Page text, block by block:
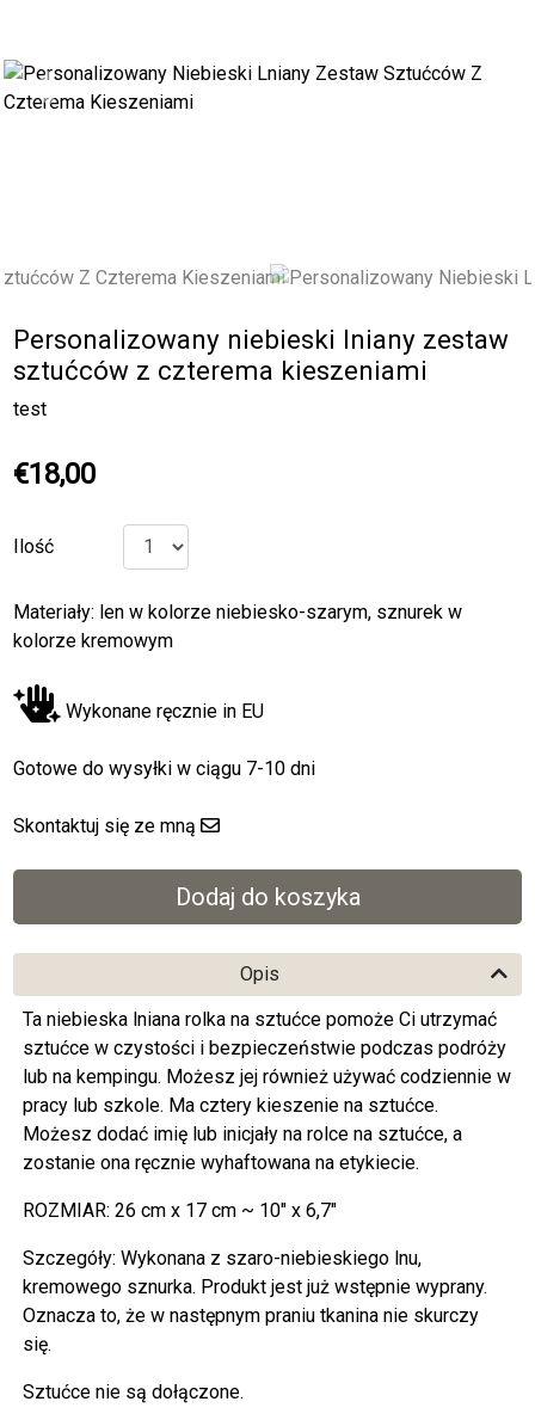
Previous
Personalizowany niebieski lniany zestaw
sztućców z czterema kieszeniami
test
€18,00
Ilość
Materiały: len w kolorze niebiesko-szarym, sznurek w
kolorze kremowym
Wykonane ręcznie in EU
Gotowe do wysyłki w ciągu 7-10 dni
Skontaktuj się ze mną
Opis
Ta niebieska lniana rolka na sztućce pomoże Ci utrzymać
sztućce w czystości i bezpieczeństwie podczas podróży
lub na kempingu. Możesz jej również używać codziennie w
pracy lub szkole. Ma cztery kieszenie na sztućce.
Możesz dodać imię lub inicjały na rolce na sztućce, a
zostanie ona ręcznie wyhaftowana na etykiecie.
ROZMIAR: 26 cm x 17 cm ~ 10" x 6,7"
Szczegóły: Wykonana z szaro-niebieskiego lnu,
kremowego sznurka. Produkt jest już wstępnie wyprany.
Oznacza to, że w następnym praniu tkanina nie skurczy
się.
Sztućce nie są dołączone.